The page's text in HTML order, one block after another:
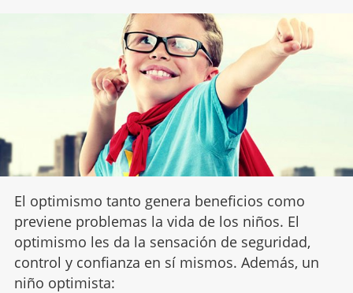
El optimismo tanto genera beneficios como
previene problemas la vida de los niños. El
optimismo les da la sensación de seguridad,
control y confianza en sí mismos. Además, un
niño optimista: